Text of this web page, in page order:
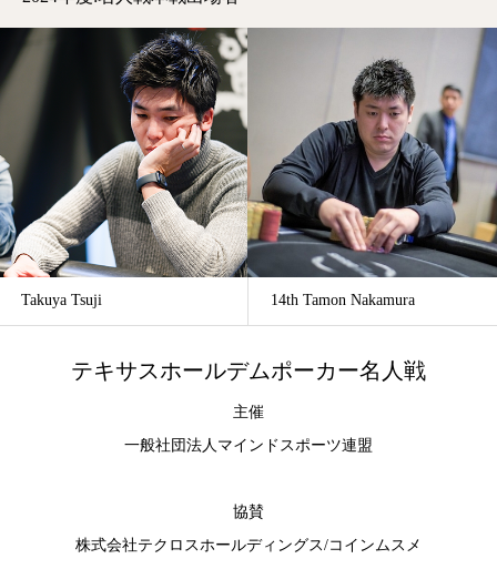
Takuya Tsuji 14th Tamon Nakamura
テキサスホールデムポーカー名人戦
主催
一般社団法人マインドスポーツ連盟
協賛
株式会社テクロスホールディングス/コインムスメ